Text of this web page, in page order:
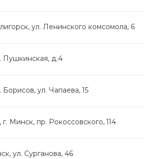
ул. Ленинского комсомола, 6
Пушкинская, д.4
Борисов, ул. Чапаева, 15
Минск, пр. Рокоссовского, 114
ул. Сурганова, 46